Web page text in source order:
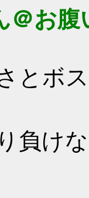
＠お腹
とボ
負け